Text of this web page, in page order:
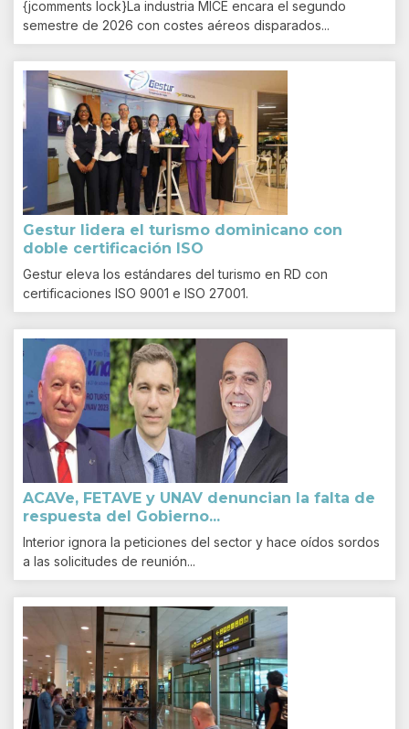
{jcomments lock}La industria MICE encara el segundo
semestre de 2026 con costes aéreos disparados...
Gestur lidera el turismo dominicano con
doble certificación ISO
Gestur eleva los estándares del turismo en RD con
certificaciones ISO 9001 e ISO 27001.
ACAVe, FETAVE y UNAV denuncian la falta de
respuesta del Gobierno...
Interior ignora la peticiones del sector y hace oídos sordos
a las solicitudes de reunión...